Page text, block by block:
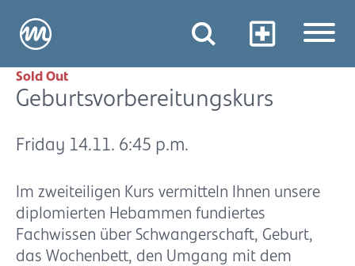
Sold Out
Geburtsvorbereitungskurs
Friday 14.11. 6:45 p.m.
Im zweiteiligen Kurs vermitteln Ihnen unsere
diplomierten Hebammen fundiertes
Fachwissen über Schwangerschaft, Geburt,
das Wochenbett, den Umgang mit dem